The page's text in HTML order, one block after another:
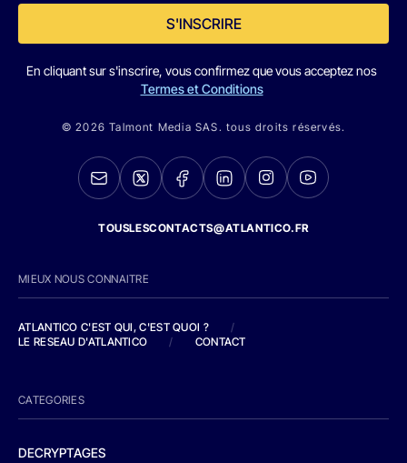
S'INSCRIRE
En cliquant sur s'inscrire, vous confirmez que vous acceptez nos
Termes et Conditions
© 2026 Talmont Media SAS. tous droits réservés.
TOUSLESCONTACTS@ATLANTICO.FR
MIEUX NOUS CONNAITRE
ATLANTICO C'EST QUI, C'EST QUOI ?
/
LE RESEAU D'ATLANTICO
/ CONTACT
CATEGORIES
DECRYPTAGES